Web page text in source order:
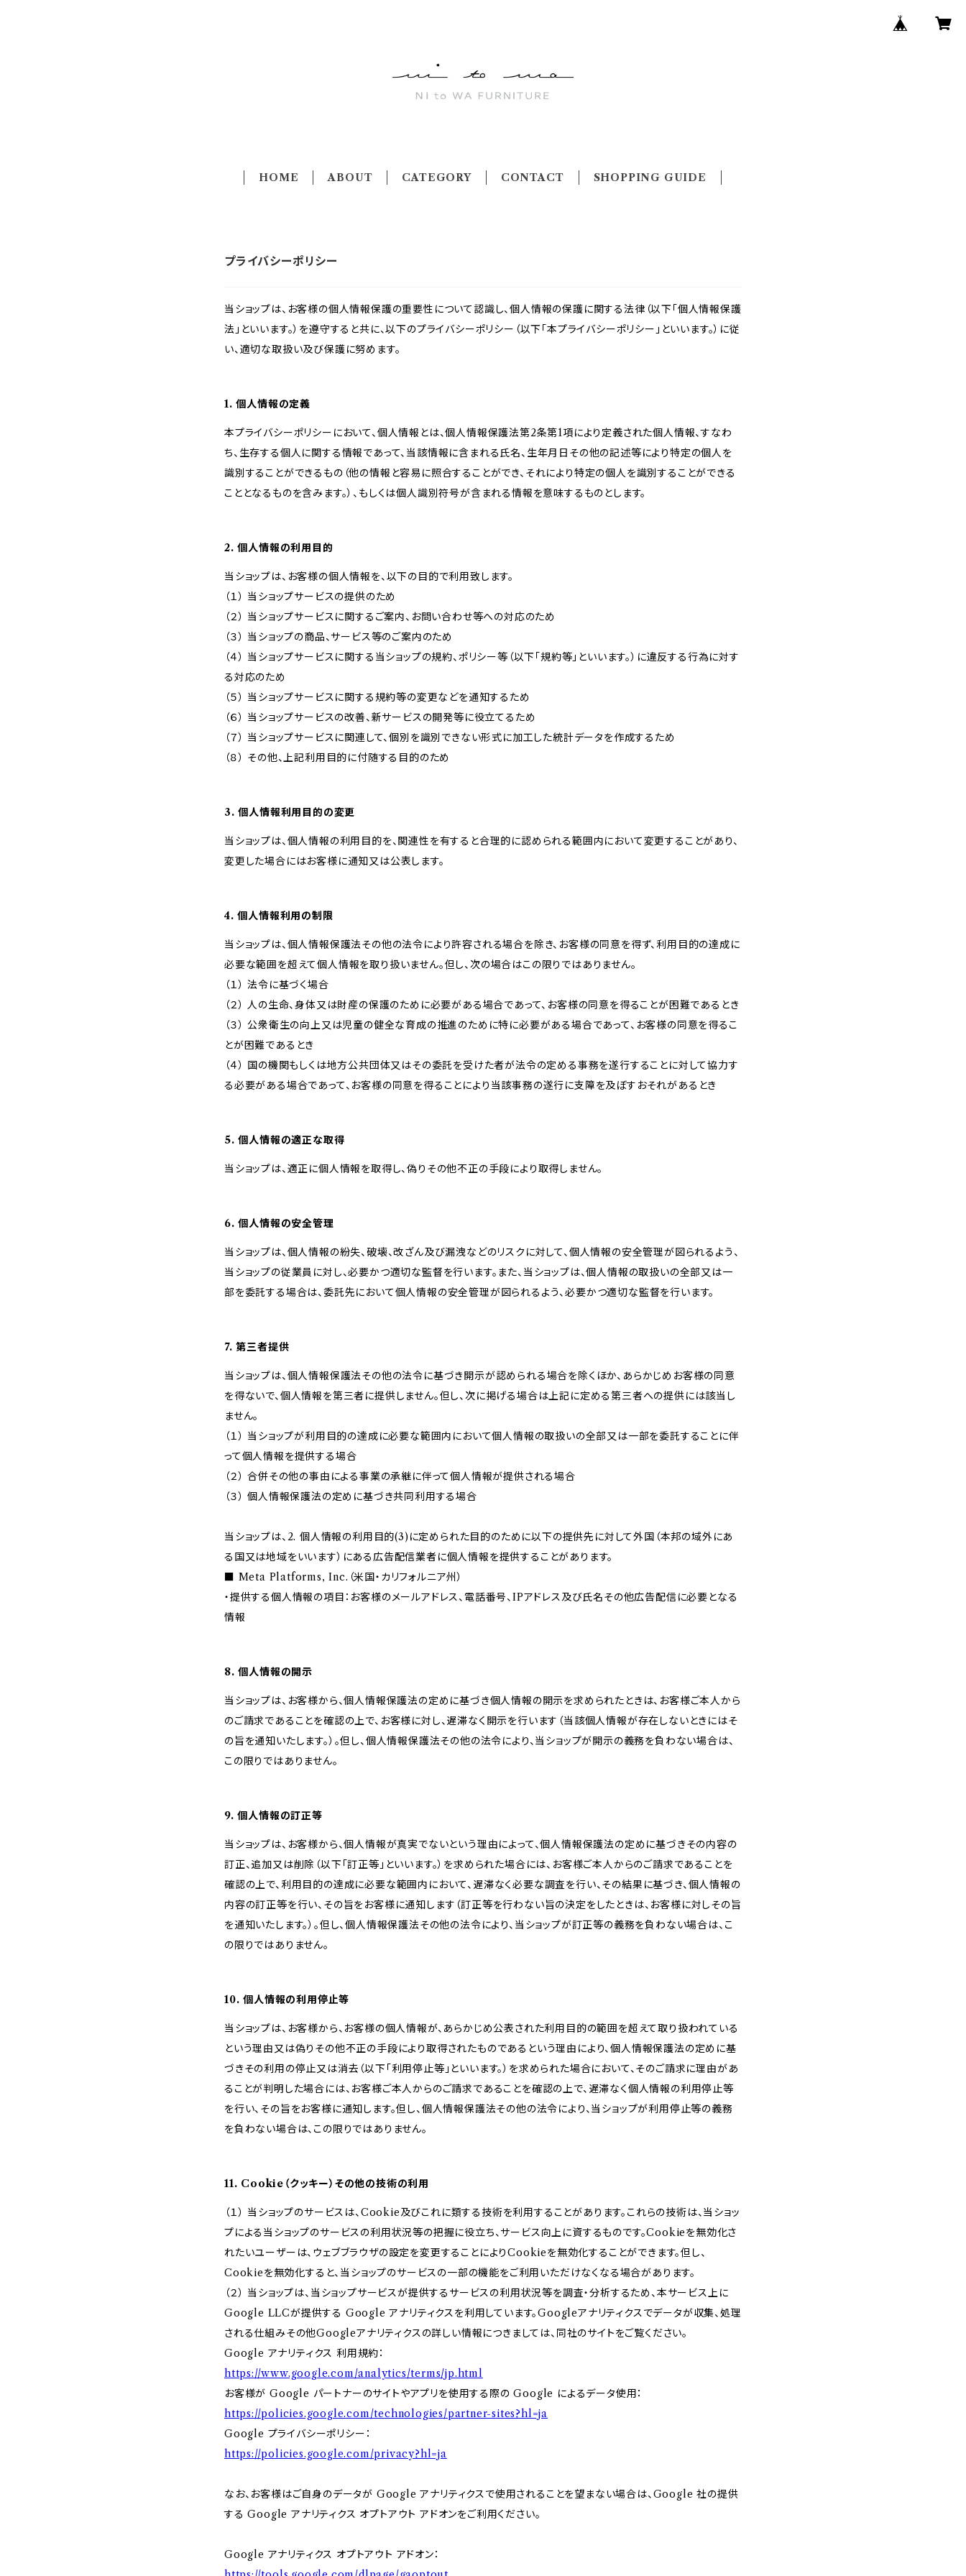
HOME ABOUT CATEGORY CONTACT SHOPPING GUIDE
プライバシーポリシー
当ショップは、お客様の個人情報保護の重要性について認識し、個人情報の保護に関する法律（以下「個人情報保護
法」といいます。）を遵守すると共に、以下のプライバシーポリシー（以下「本プライバシーポリシー」といいます。）に従
い、適切な取扱い及び保護に努めます。
1. 個人情報の定義
本プライバシーポリシーにおいて、個人情報とは、個人情報保護法第2条第1項により定義された個人情報、すなわ
ち、生存する個人に関する情報であって、当該情報に含まれる氏名、生年月日その他の記述等により特定の個人を
識別することができるもの（他の情報と容易に照合することができ、それにより特定の個人を識別することができる
こととなるものを含みます。）、もしくは個人識別符号が含まれる情報を意味するものとします。
2. 個人情報の利用目的
当ショップは、お客様の個人情報を、以下の目的で利用致します。
（１） 当ショップサービスの提供のため
（２） 当ショップサービスに関するご案内、お問い合わせ等への対応のため
（３） 当ショップの商品、サービス等のご案内のため
（４） 当ショップサービスに関する当ショップの規約、ポリシー等（以下「規約等」といいます。）に違反する行為に対す
る対応のため
（５） 当ショップサービスに関する規約等の変更などを通知するため
（６） 当ショップサービスの改善、新サービスの開発等に役立てるため
（７） 当ショップサービスに関連して、個別を識別できない形式に加工した統計データを作成するため
（８） その他、上記利用目的に付随する目的のため
3. 個人情報利用目的の変更
当ショップは、個人情報の利用目的を、関連性を有すると合理的に認められる範囲内において変更することがあり、
変更した場合にはお客様に通知又は公表します。
4. 個人情報利用の制限
当ショップは、個人情報保護法その他の法令により許容される場合を除き、お客様の同意を得ず、利用目的の達成に
必要な範囲を超えて個人情報を取り扱いません。但し、次の場合はこの限りではありません。
（１） 法令に基づく場合
（２） 人の生命、身体又は財産の保護のために必要がある場合であって、お客様の同意を得ることが困難であるとき
（３） 公衆衛生の向上又は児童の健全な育成の推進のために特に必要がある場合であって、お客様の同意を得るこ
とが困難であるとき
（４） 国の機関もしくは地方公共団体又はその委託を受けた者が法令の定める事務を遂行することに対して協力す
る必要がある場合であって、お客様の同意を得ることにより当該事務の遂行に支障を及ぼすおそれがあるとき
5. 個人情報の適正な取得
当ショップは、適正に個人情報を取得し、偽りその他不正の手段により取得しません。
6. 個人情報の安全管理
当ショップは、個人情報の紛失、破壊、改ざん及び漏洩などのリスクに対して、個人情報の安全管理が図られるよう、
当ショップの従業員に対し、必要かつ適切な監督を行います。また、当ショップは、個人情報の取扱いの全部又は一
部を委託する場合は、委託先において個人情報の安全管理が図られるよう、必要かつ適切な監督を行います。
7. 第三者提供
当ショップは、個人情報保護法その他の法令に基づき開示が認められる場合を除くほか、あらかじめお客様の同意
を得ないで、個人情報を第三者に提供しません。但し、次に掲げる場合は上記に定める第三者への提供には該当し
ません。
（１） 当ショップが利用目的の達成に必要な範囲内において個人情報の取扱いの全部又は一部を委託することに伴
って個人情報を提供する場合
（２） 合併その他の事由による事業の承継に伴って個人情報が提供される場合
（３） 個人情報保護法の定めに基づき共同利用する場合
当ショップは、2. 個人情報の利用目的(3)に定められた目的のために以下の提供先に対して外国（本邦の域外にあ
る国又は地域をいいます）にある広告配信業者に個人情報を提供することがあります。
■ Meta Platforms, Inc.（米国・カリフォルニア州）
・提供する個人情報の項目：お客様のメールアドレス、電話番号、IPアドレス及び氏名その他広告配信に必要となる
情報
8. 個人情報の開示
当ショップは、お客様から、個人情報保護法の定めに基づき個人情報の開示を求められたときは、お客様ご本人から
のご請求であることを確認の上で、お客様に対し、遅滞なく開示を行います（当該個人情報が存在しないときにはそ
の旨を通知いたします。）。但し、個人情報保護法その他の法令により、当ショップが開示の義務を負わない場合は、
この限りではありません。
9. 個人情報の訂正等
当ショップは、お客様から、個人情報が真実でないという理由によって、個人情報保護法の定めに基づきその内容の
訂正、追加又は削除（以下「訂正等」といいます。）を求められた場合には、お客様ご本人からのご請求であることを
確認の上で、利用目的の達成に必要な範囲内において、遅滞なく必要な調査を行い、その結果に基づき、個人情報の
内容の訂正等を行い、その旨をお客様に通知します（訂正等を行わない旨の決定をしたときは、お客様に対しその旨
を通知いたします。）。但し、個人情報保護法その他の法令により、当ショップが訂正等の義務を負わない場合は、こ
の限りではありません。
10. 個人情報の利用停止等
当ショップは、お客様から、お客様の個人情報が、あらかじめ公表された利用目的の範囲を超えて取り扱われている
という理由又は偽りその他不正の手段により取得されたものであるという理由により、個人情報保護法の定めに基
づきその利用の停止又は消去（以下「利用停止等」といいます。）を求められた場合において、そのご請求に理由があ
ることが判明した場合には、お客様ご本人からのご請求であることを確認の上で、遅滞なく個人情報の利用停止等
を行い、その旨をお客様に通知します。但し、個人情報保護法その他の法令により、当ショップが利用停止等の義務
を負わない場合は、この限りではありません。
11. Cookie（クッキー）その他の技術の利用
（１） 当ショップのサービスは、Cookie及びこれに類する技術を利用することがあります。これらの技術は、当ショッ
プによる当ショップのサービスの利用状況等の把握に役立ち、サービス向上に資するものです。Cookieを無効化さ
れたいユーザーは、ウェブブラウザの設定を変更することによりCookieを無効化することができます。但し、
Cookieを無効化すると、当ショップのサービスの一部の機能をご利用いただけなくなる場合があります。
（２） 当ショップは、当ショップサービスが提供するサービスの利用状況等を調査・分析するため、本サービス上に
Google LLCが提供する Google アナリティクスを利用しています。Googleアナリティクスでデータが収集、処理
される仕組みその他Googleアナリティクスの詳しい情報につきましては、同社のサイトをご覧ください。
Google アナリティクス 利用規約：
https://www.google.com/analytics/terms/jp.html
お客様が Google パートナーのサイトやアプリを使用する際の Google によるデータ使用：
https://policies.google.com/technologies/partner-sites?hl=ja
Google プライバシーポリシー：
https://policies.google.com/privacy?hl=ja
なお、お客様はご自身のデータが Google アナリティクスで使用されることを望まない場合は、Google 社の提供
する Google アナリティクス オプトアウト アドオンをご利用ください。
Google アナリティクス オプトアウト アドオン：